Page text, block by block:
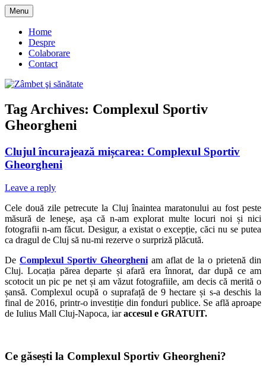
Skip
to
content
Zâmbet şi sănătate
Menu
Home
Despre
Colaborare
Contact
Tag Archives: Complexul Sportiv
Gheorgheni
Clujul încurajează mișcarea: Complexul Sportiv
Gheorgheni
Leave a reply
Cele două zile petrecute la Cluj înaintea maratonului au fost peste
măsură de leneșe, așa că n-am explorat multe locuri noi și nici
fotografii n-am făcut. Desigur, a existat o excepție, căci nu se putea
ca dragul de Cluj să nu-mi rezerve o surpriză plăcută.
De Complexul Sportiv Gheorgheniam aflat de la o prietenă din
Cluj. Locația părea departe și afară era înnorat, dar după ce am
scotocit un pic pe net și am văzut fotografiile, am decis că merită o
șansă. Complexul ocupă o suprafață de 9 hectare și s-a deschis la
final de 2016, printr-o investiție din fonduri publice. Se află aproape
de Iulius Mall Cluj-Napoca, iaraccesul e GRATUIT.
Ce găsești la Complexul Sportiv Gheorgheni?